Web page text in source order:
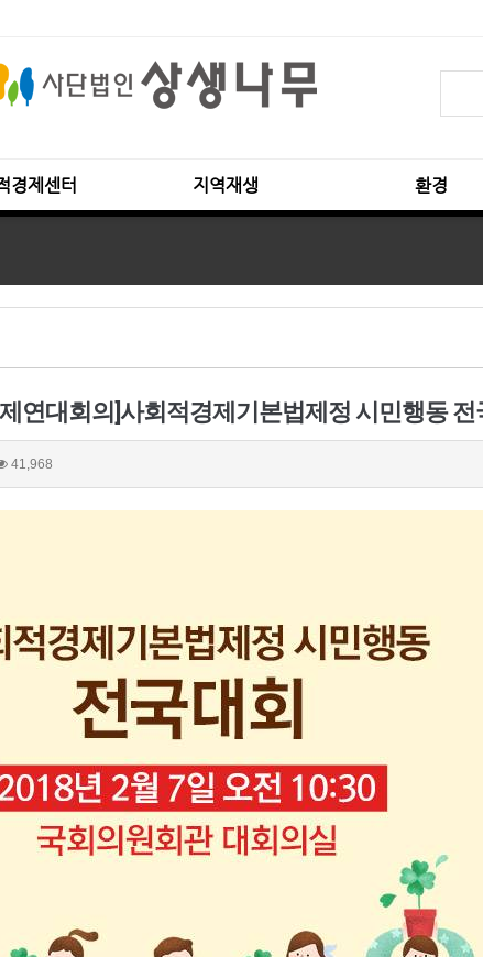
경제센터 지역재생 환경
연대회의]사회적경제기본법제정 시민행동
41,968